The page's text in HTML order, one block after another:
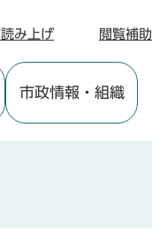
み上げ 閲覧補助
市政情報 ・組織